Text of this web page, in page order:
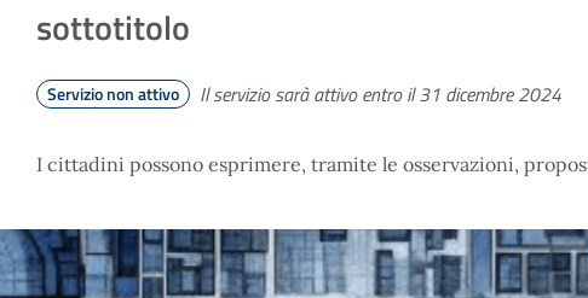
sottotitolo
Servizio non attivo Il servizio sarà attivo entro il 31 dicembre 2024
I cittadini possono esprimere, tramite le osservazioni,